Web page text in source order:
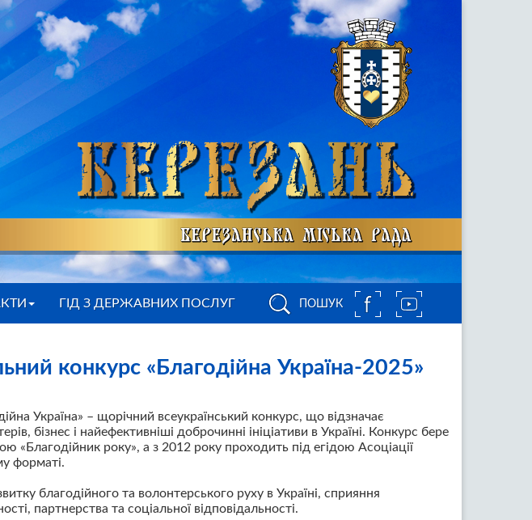
ПОШУК
ГІД З ДЕРЖАВНИХ ПОСЛУГ
конкурс «Благодійна Україна-2025»
Україна» – щорічний всеукраїнський конкурс, що відзначає
бізнес і найефективніші доброчинні ініціативи в Україні. Конкурс бере
«Благодійник року», а з 2012 року проходить під егідою Асоціації
форматі.
благодійного та волонтерського руху в Україні, сприяння
партнерства та соціальної відповідальності.